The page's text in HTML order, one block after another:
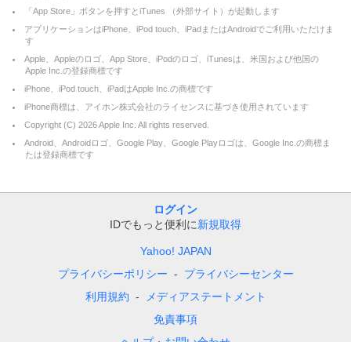
「App Store」ボタンを押すとiTunes （外部サイト）が起動します
アプリケーションはiPhone、iPod touch、iPadまたはAndroidでご利用いただけま
す
Apple、Appleのロゴ、App Store、iPodのロゴ、iTunesは、米国および他国の
Apple Inc.の登録商標です
iPhone、iPod touch、iPadはApple Inc.の商標です
iPhone商標は、アイホン株式会社のライセンスに基づき使用されています
Copyright (C) 2026Apple Inc. All rights reserved.
Android、Androidロゴ、Google Play、Google Playロゴは、Google Inc.の商標ま
たは登録商標です
ログイン
IDでもっと便利に新規取得
Yahoo! JAPAN
プライバシーポリシー
プライバシーセンター
利用規約
メディアステートメント
免責事項